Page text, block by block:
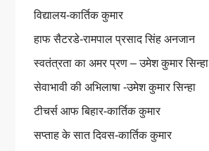
विद्यालय-कार्तिक कुमार
हाफ सैटरडे-रामपाल प्रसाद सिंह अनजान
स्वतंत्रता का अमर प्रण – उमेश कुमार सिन्हा
सेवाभावी की अभिलाषा -उमेश कुमार सिन्हा
टीचर्स आफ बिहार-कार्तिक कुमार
सप्ताह के सात दिवस-कार्तिक कुमार